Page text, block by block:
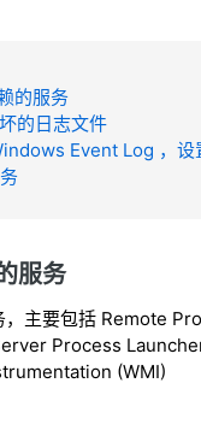
的服务
的日志文件
Event Log ，设
服务
，主要包括 Remote
Process
(WMI)